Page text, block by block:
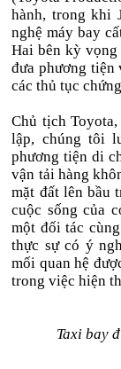
hành, trong khi
nghệ máy bay
Hai bên kỳ
đưa phương tiện
các thủ tục
Chủ tịch
lập, chúng tôi
phương tiện di
vận tải hàng
mặt đất lên bầu
cuộc sống của
một đối tác
thực sự có ý
mối quan hệ
trong việc hiện
Taxi bay